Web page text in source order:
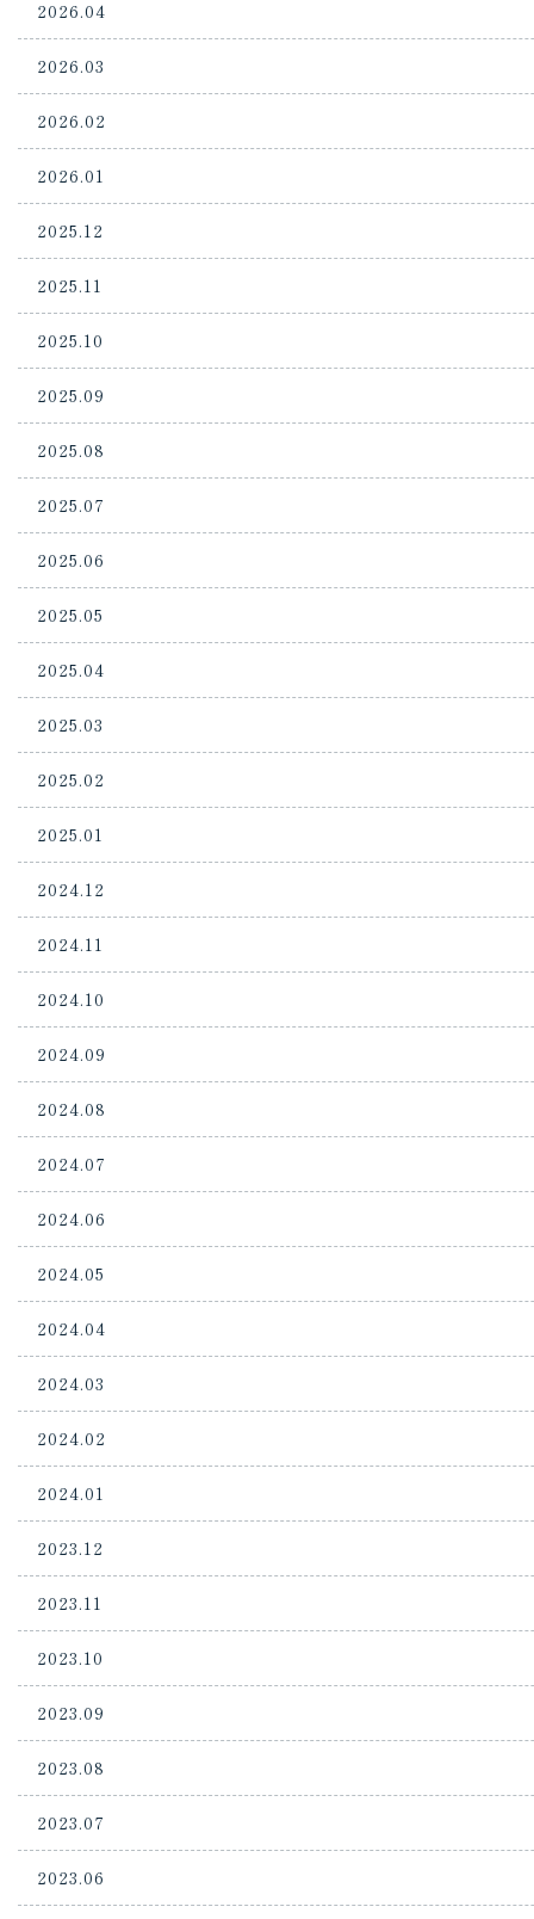
2026.04
2026.03
2026.02
2026.01
2025.12
2025.11
2025.10
2025.09
2025.08
2025.07
2025.06
2025.05
2025.04
2025.03
2025.02
2025.01
2024.12
2024.11
2024.10
2024.09
2024.08
2024.07
2024.06
2024.05
2024.04
2024.03
2024.02
2024.01
2023.12
2023.11
2023.10
2023.09
2023.08
2023.07
2023.06